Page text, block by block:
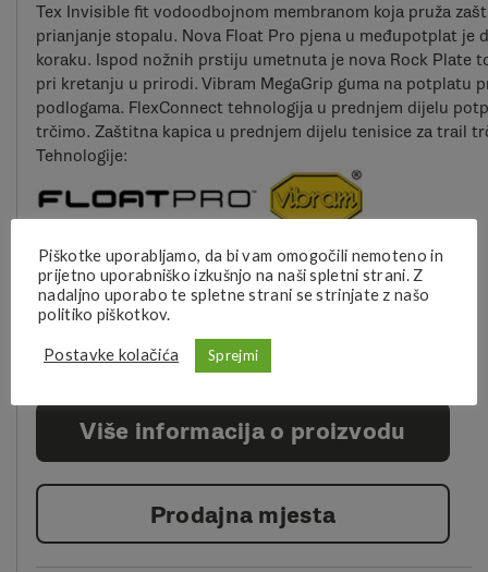
Tex Invisible fit vodoodbojnom membranom koja pruža
prianjanje stopalu. Nova Float Pro pjena u međupotplat
koraku. Ispod nožnih prstiju umetnuta je nova Rock Plate
pri kretanju u prirodi. Vibram MegaGrip guma na
podlogama. FlexConnect tehnologija u prednjem dijelu
trčimo. Zaštitna kapica u prednjem dijelu tenisice za trail
Tehnologije:
boja : Jade
Više informacija o proizvodu
Prodajna mjesta
Piškotke uporabljamo, da bi vam omogočili nemoteno in
prijetno uporabniško izkušnjo na naši spletni strani. Z
nadaljno uporabo te spletne strani se strinjate z našo
politiko piškotkov.
Postavke kolačića Sprejmi